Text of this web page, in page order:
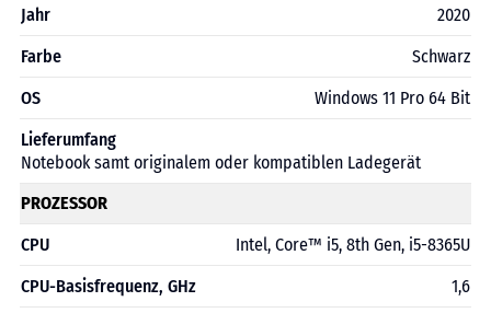
Jahr
2020
Farbe
Schwarz
OS
Windows 11 Pro 64 Bit
Lieferumfang
Notebook samt originalem oder kompatiblen Ladegerät
PROZESSOR
CPU
Intel, Core™ i5, 8th Gen, i5-8365U
CPU-Basisfrequenz, GHz
1,6